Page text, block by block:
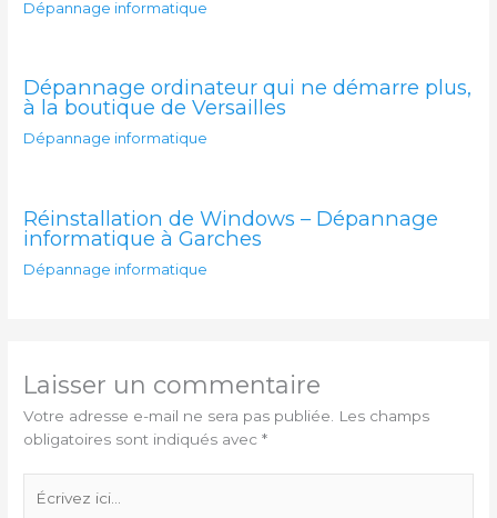
Dépannage informatique
Dépannage ordinateur qui ne démarre plus,
à la boutique de Versailles
Dépannage informatique
Réinstallation de Windows – Dépannage
informatique à Garches
Dépannage informatique
Laisser un commentaire
Votre adresse e-mail ne sera pas publiée.
Les champs
obligatoires sont indiqués avec*
ici…